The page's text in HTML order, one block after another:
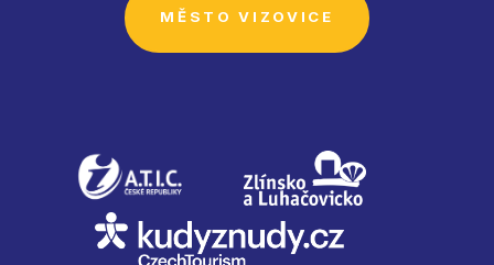
MĚSTO VIZOVICE